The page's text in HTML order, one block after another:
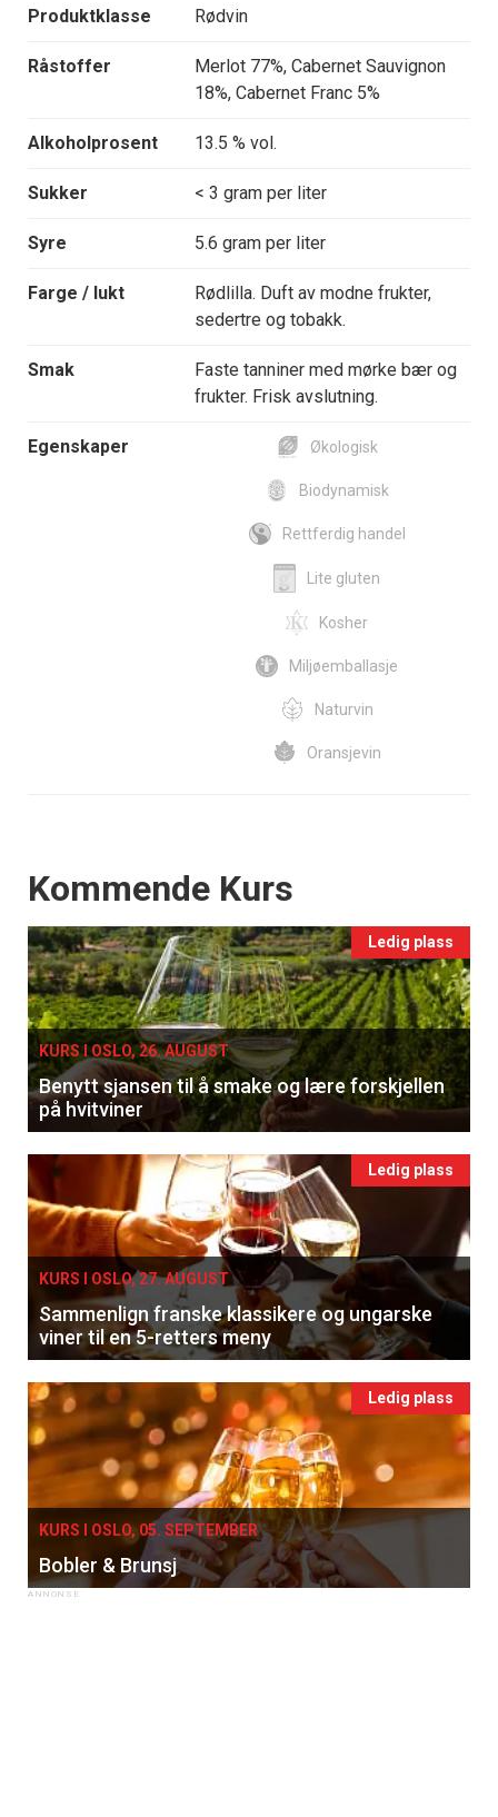
Produktklasse Rødvin
Råstoffer
Merlot 77%, Cabernet Sauvignon
18%, Cabernet Franc 5%
Alkoholprosent 13.5 % vol.
Sukker < 3 gram per liter
Syre 5.6 gram per liter
Farge / lukt
Rødlilla. Duft av modne frukter,
sedertre og tobakk.
Smak
Faste tanniner med mørke bær og
frukter. Frisk avslutning.
Egenskaper Økologisk
Biodynamisk
Rettferdig handel
Lite gluten
Kosher
Miljøemballasje
Naturvin
Oransjevin
Events
Kommende Kurs
Ledig plass
KURS I OSLO, 26. AUGUST
Benytt sjansen til å smake og lære forskjellen
på hvitviner
Ledig plass
KURS I OSLO, 27. AUGUST
Sammenlign franske klassikere og ungarske
viner til en 5-retters meny
Ledig plass
KURS I OSLO, 05. SEPTEMBER
Bobler & Brunsj